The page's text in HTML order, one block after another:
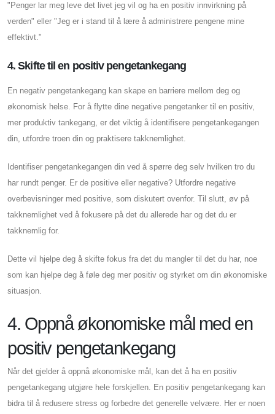
"Penger lar meg leve det livet jeg vil og ha en positiv innvirkning på
verden" eller "Jeg er i stand til å lære å administrere pengene mine
effektivt."
4. Skifte til en positiv pengetankegang
En negativ pengetankegang kan skape en barriere mellom deg og
økonomisk helse. For å flytte dine negative pengetanker til en positiv,
mer produktiv tankegang, er det viktig å identifisere pengetankegangen
din, utfordre troen din og praktisere takknemlighet.
Identifiser pengetankegangen din ved å spørre deg selv hvilken tro du
har rundt penger. Er de positive eller negative? Utfordre negative
overbevisninger med positive, som diskutert ovenfor. Til slutt, øv på
takknemlighet ved å fokusere på det du allerede har og det du er
takknemlig for.
Dette vil hjelpe deg å skifte fokus fra det du mangler til det du har, noe
som kan hjelpe deg å føle deg mer positiv og styrket om din økonomiske
situasjon.
4. Oppnå økonomiske mål med en
positiv pengetankegang
Når det gjelder å oppnå økonomiske mål, kan det å ha en positiv
pengetankegang utgjøre hele forskjellen. En positiv pengetankegang kan
bidra til å redusere stress og forbedre det generelle velvære. Her er noen